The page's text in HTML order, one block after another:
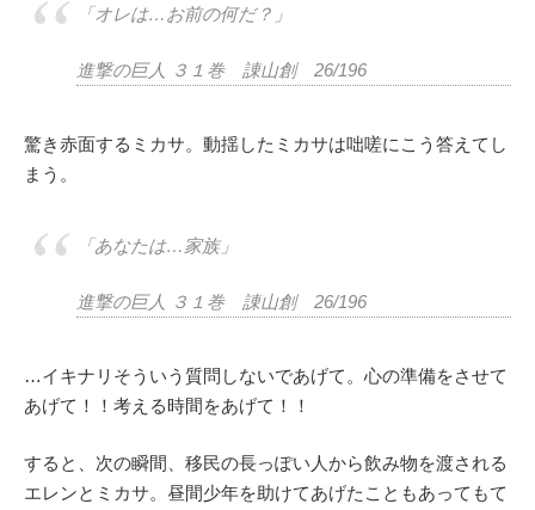
「オレは…お前の何だ？」
進撃の巨人 ３１巻 諌山創 26/196
驚き赤面するミカサ。動揺したミカサは咄嗟にこう答えてし
まう。
「あなたは…家族」
進撃の巨人 ３１巻 諌山創 26/196
…イキナリそういう質問しないであげて。心の準備をさせて
あげて！！考える時間をあげて！！
すると、次の瞬間、移民の長っぽい人から飲み物を渡される
エレンとミカサ。昼間少年を助けてあげたこともあってもて